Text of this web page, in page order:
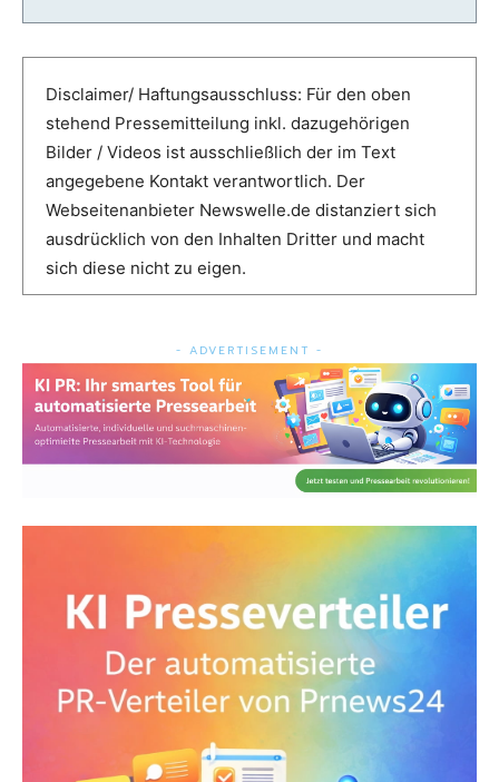
Disclaimer/ Haftungsausschluss: Für den oben
stehend Pressemitteilung inkl. dazugehörigen
Bilder / Videos ist ausschließlich der im Text
angegebene Kontakt verantwortlich. Der
Webseitenanbieter Newswelle.de distanziert sich
ausdrücklich von den Inhalten Dritter und macht
sich diese nicht zu eigen.
- ADVERTISEMENT -